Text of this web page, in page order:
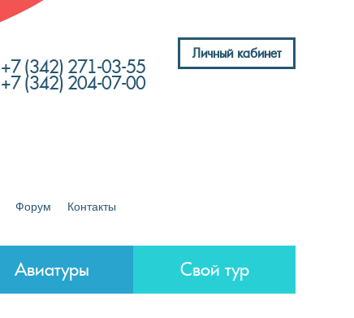
Личный кабинет
+7 (342) 271-03-55
+7 (342) 204-07-00
Форум Контакты
Авиатуры Свой тур